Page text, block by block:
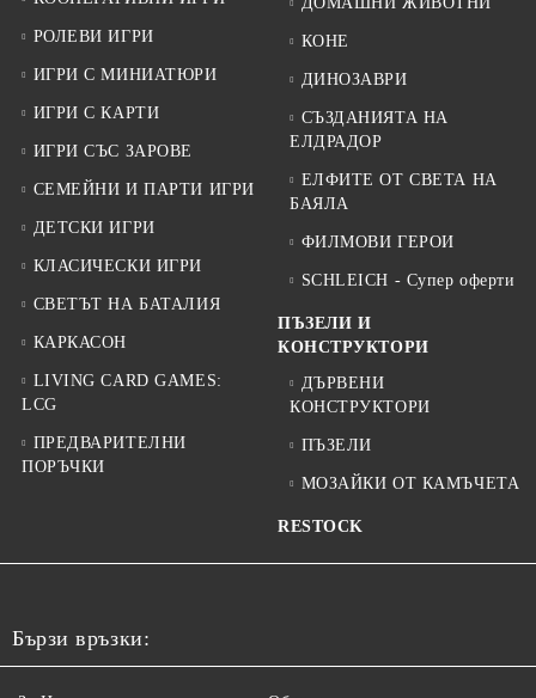
РОЛЕВИ ИГРИ
ИГРИ С МИНИАТЮРИ
ИГРИ С КАРТИ
ИГРИ СЪС ЗАРОВЕ
СЕМЕЙНИ И ПАРТИ ИГРИ
ДЕТСКИ ИГРИ
КЛАСИЧЕСКИ ИГРИ
СВЕТЪТ НА БАТАЛИЯ
КАРКАСОН
LIVING CARD GAMES:
LCG
ПРЕДВАРИТЕЛНИ
ПОРЪЧКИ
КОНЕ
ДИНОЗАВРИ
СЪЗДАНИЯТА НА
ЕЛДРАДОР
ЕЛФИТЕ ОТ СВЕТА НА
БАЯЛА
ФИЛМОВИ ГЕРОИ
SCHLEICH - Супер оферти
ПЪЗЕЛИ И
КОНСТРУКТОРИ
ДЪРВЕНИ
КОНСТРУКТОРИ
ПЪЗЕЛИ
МОЗАЙКИ ОТ КАМЪЧЕТА
RESTOCK
Бързи връзки: